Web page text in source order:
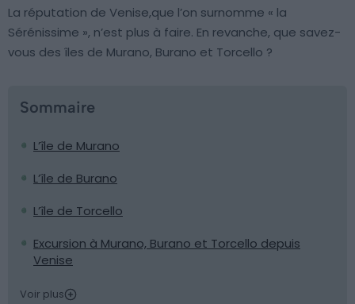
La réputation de Venise,que l’on surnomme « la
Sérénissime », n’est plus à faire. En revanche, que savez-
vous des îles de Murano, Burano et Torcello ?
Sommaire
L’île de Murano
L’île de Burano
L’île de Torcello
Excursion à Murano, Burano et Torcello depuis
Venise
Voir plus